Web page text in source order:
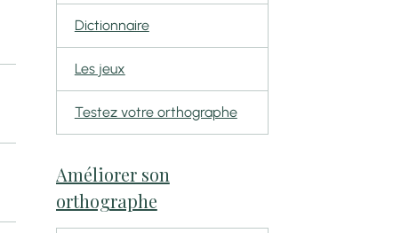
Dictionnaire
Les jeux
Testez votre orthographe
Améliorer son
orthographe